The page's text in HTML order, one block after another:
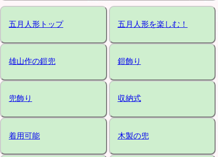
五月人形トップ 五月人形を楽しむ！
雄山作の鎧兜 鎧飾り
兜飾り 収納式
着用可能 木製の兜